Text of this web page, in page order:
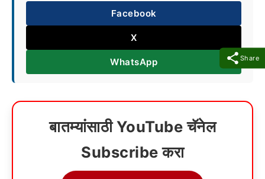
Share
Facebook
X
WhatsApp
बातम्यांसाठी YouTube चॅनेल
Subscribe करा